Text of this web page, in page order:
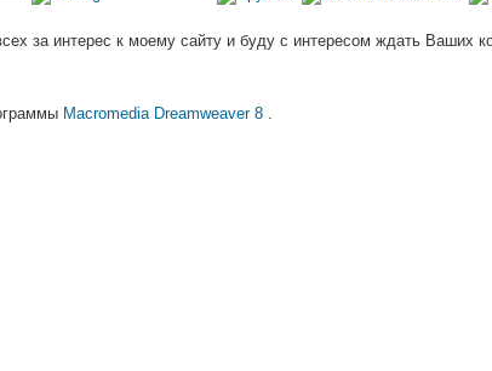
за интерес к моему сайту и буду с интересом ждать Ваших
Macromedia Dreamweaver 8